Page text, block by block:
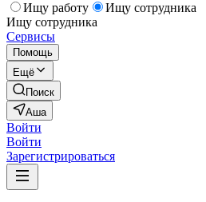
Ищу работу
Ищу сотрудника
Ищу сотрудника
Сервисы
Помощь
Ещё
Поиск
Аша
Войти
Войти
Зарегистрироваться